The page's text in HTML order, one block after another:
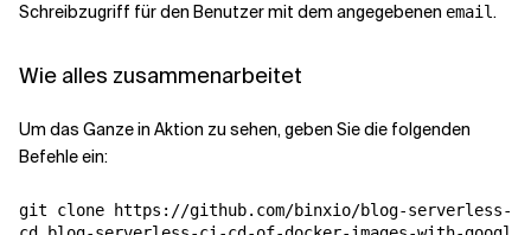
Schreibzugriff für den Benutzer mit dem angegebenen email.
Wie alles zusammenarbeitet
Um das Ganze in Aktion zu sehen, geben Sie die folgenden
Befehle ein:
git clone https://github.com/binxio/blog-serverless-